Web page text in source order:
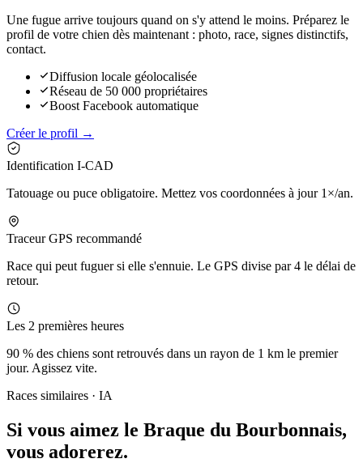
Une fugue arrive toujours quand on s'y attend le moins. Préparez le
profil de votre chien dès maintenant : photo, race, signes distinctifs,
contact.
Diffusion locale géolocalisée
Réseau de 50 000 propriétaires
Boost Facebook automatique
Créer le profil →
Identification I-CAD
Tatouage ou puce obligatoire. Mettez vos coordonnées à jour 1×/an.
Traceur GPS recommandé
Race qui peut fuguer si elle s'ennuie. Le GPS divise par 4 le délai de
retour.
Les 2 premières heures
90 % des chiens sont retrouvés dans un rayon de 1 km le premier
jour. Agissez vite.
Races similaires · IA
Si vous aimez le Braque du Bourbonnais,
vous adorerez.